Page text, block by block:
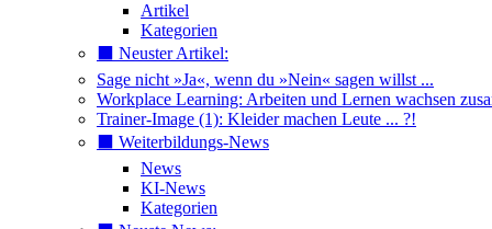
Artikel
Kategorien
⬛️ Neuster Artikel:
Sage nicht »Ja«, wenn du »Nein« sagen willst ...
Workplace Learning: Arbeiten und Lernen wachsen
Trainer-Image (1): Kleider machen Leute ... ?!
⬛️ Weiterbildungs-News
News
KI-News
Kategorien